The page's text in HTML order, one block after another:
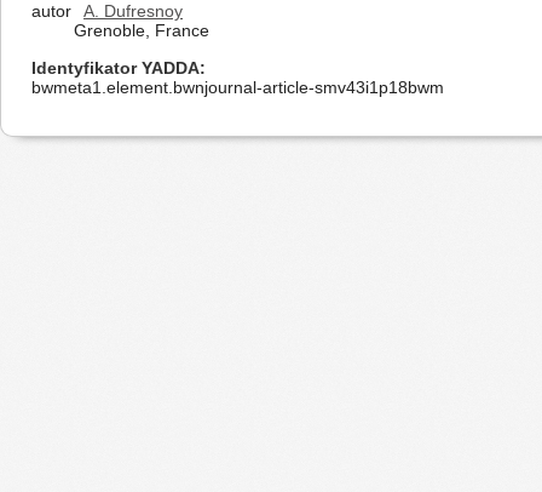
autor
A. Dufresnoy
Grenoble, France
Identyfikator YADDA
bwmeta1.element.bwnjournal-article-smv43i1p18bwm